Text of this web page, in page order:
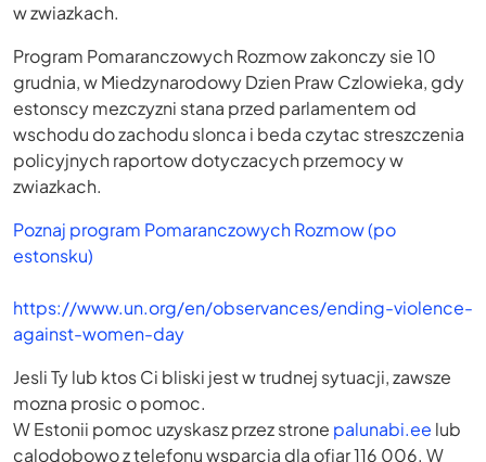
w zwiazkach.
Program Pomaranczowych Rozmow zakonczy sie 10
grudnia, w Miedzynarodowy Dzien Praw Czlowieka, gdy
estonscy mezczyzni stana przed parlamentem od
wschodu do zachodu slonca i beda czytac streszczenia
policyjnych raportow dotyczacych przemocy w
zwiazkach.
Poznaj program Pomaranczowych Rozmow (po
estonsku)
https://www.un.org/en/observances/ending-violence-
against-women-day
Jesli Ty lub ktos Ci bliski jest w trudnej sytuacji, zawsze
mozna prosic o pomoc.
W Estonii pomoc uzyskasz przez strone palunabi.ee lub
calodobowo z telefonu wsparcia dla ofiar 116 006. W